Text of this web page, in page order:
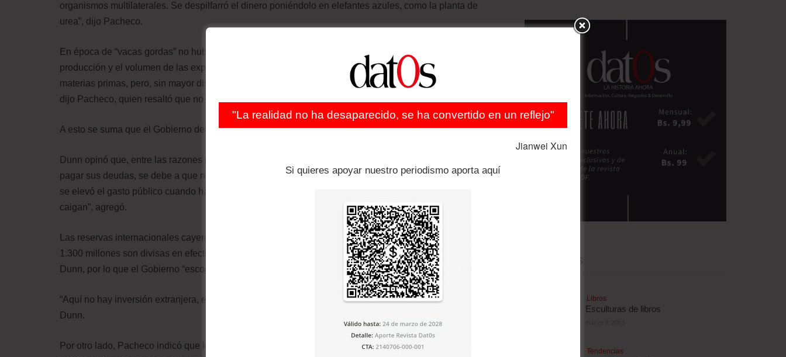
organismos multilaterales. Se despilfarró el dinero poniéndolo en elefantes azules, como la planta de
urea”, dijo Pacheco.
En época de “vacas gordas” no hubo exploración de más reservas de gas y, por lo tanto, cayeron la
producción y el volumen de las exportaciones. Después de la pandemia subieron los precios de las
materias primas, pero, sin mayor disponibilidad de éstos por la falta de exploración, no hay beneficios,
dijo Pacheco, quien resaltó que no se cumpla las demandas de gas en Brasil y Argentina.
A esto se suma que el Gobierno deba cumplir con el gasto fiscal, la deuda externa y la inversión pública.
Dunn opinó que, entre las razones para la actual situación, en la que el país debe prestarse dinero para
pagar sus deudas, se debe a que no se atrajo inversión extranjera, se puso límites a las exportaciones y
se elevó el gasto público cuando había bonanza. “Todo esto hace que las reservas internacionales
caigan”, agregó.
Las reservas internacionales cayeron a aproximadamente 4.500 millones de dólares, de cuyo monto sólo
1.300 millones son divisas en efectivo. La deuda externa oscila en los 2 mil millones para este año, según
Dunn, por lo que el Gobierno “escogió a quiénes pagar más adelante”: los inversores bolivianos.
“Aquí no hay inversión extranjera, entramos al mercado interno a través del mercado internacional”, dijo
Dunn.
Por otro lado, Pacheco indicó que los 850 millones de dólares colocados por el Gobierno el pasado
Libros
Esculturas de libros
Tendencias
"La realidad no ha desaparecido, se ha convertido en un reflejo"
Jianwei Xun
Si quieres apoyar nuestro periodismo aporta aquí